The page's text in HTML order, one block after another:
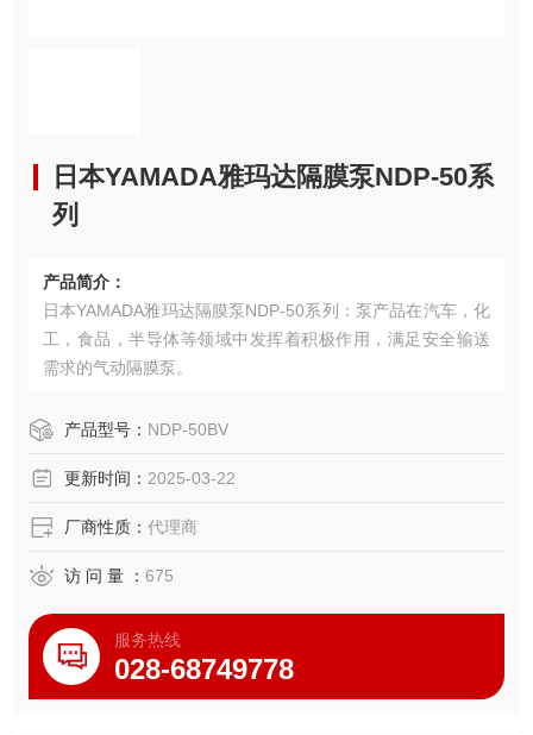
日本YAMADA雅玛达隔膜泵NDP-50系
列
产品简介：
日本YAMADA雅玛达隔膜泵NDP-50系列：泵产品在汽车，化
工，食品，半导体等领域中发挥着积极作用，满足安全输送
需求的气动隔膜泵。
产品型号： NDP-50BV
更新时间： 2025-03-22
厂商性质： 代理商
访 问 量 ： 675
服务热线
028-68749778